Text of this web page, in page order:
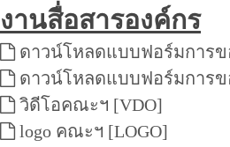
งานสื่อสารองค์กร
ดาวน์โหลดแบบฟอร์มการข
ดาวน์โหลดแบบฟอร์มการข
วิดีโอคณะฯ [VDO]
logo คณะฯ [LOGO]